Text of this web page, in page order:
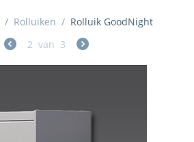
/ Rolluiken / Rolluik GoodNight
2 van 3